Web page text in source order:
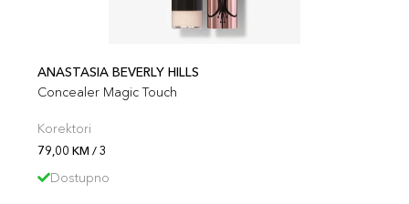
ANASTASIA BEVERLY HILLS
Concealer Magic Touch
Korektori
79,00 KM / 3
Dostupno